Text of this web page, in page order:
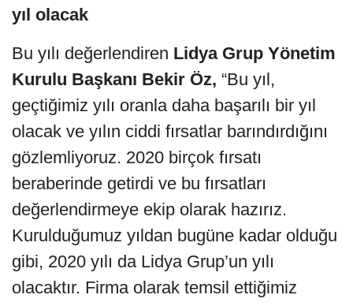
yıl olacak
Bu yılı değerlendiren Lidya Grup Yönetim
Kurulu Başkanı Bekir Öz, “Bu yıl,
geçtiğimiz yılı oranla daha başarılı bir yıl
olacak ve yılın ciddi fırsatlar barındırdığını
gözlemliyoruz. 2020 birçok fırsatı
beraberinde getirdi ve bu fırsatları
değerlendirmeye ekip olarak hazırız.
Kurulduğumuz yıldan bugüne kadar olduğu
gibi, 2020 yılı da Lidya Grup’un yılı
olacaktır. Firma olarak temsil ettiğimiz